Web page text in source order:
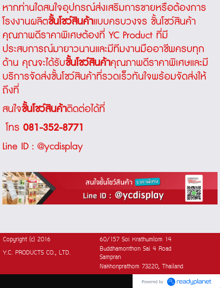
หากท่านใดสนใจอุปกรณ์ส่งเสริมการขายหรือต้องการ
โรงงานผลิตชั้นโชว์สินค้าแบบครบวงจร ชั้นโชว์สินค้า
คุณภาพดีราคาพิเศษต้องที่ YC Product ที่มี
ประสบการณ์มายาวนานและมีทีมงานมืออาชีพครบทุก
ด้าน คุณจะได้รับชั้นโชว์สินค้าคุณภาพดีราคาพิเศษและมี
บริการจัดส่งชั้นโชว์สินค้าที่รวดเร็วทันใจพร้อมจัดส่งให้
ถึงที่
สนใจชั้นโชว์สินค้าติดต่อได้ที่
โทร 081-352-8771
Line ID : @ycdisplay
Copyright (c) 2016
60/157 Soi Krathumlom 14
Y.C. PRODUCTS CO., LTD.
Buddhamonthon Sai 4 Road
Sampran
Nakhonprathom 73220, Thailand